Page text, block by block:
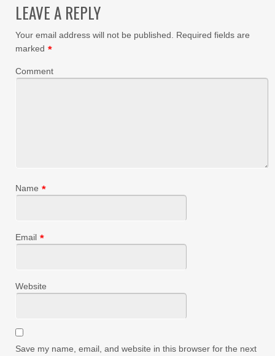
LEAVE A REPLY
Your email address will not be published.
Required fields are
marked *
Comment
Name *
Email *
Website
Save my name, email, and website in this browser for the next